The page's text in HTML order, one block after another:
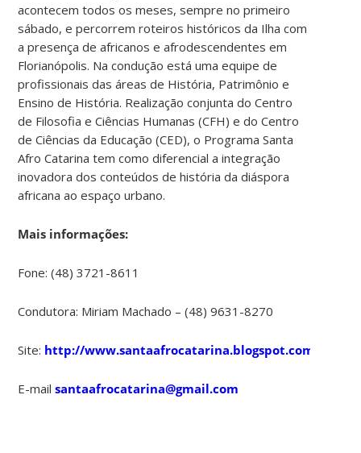
acontecem todos os meses, sempre no primeiro
sábado, e percorrem roteiros históricos da Ilha com
a presença de africanos e afrodescendentes em
Florianópolis. Na condução está uma equipe de
profissionais das áreas de História, Patrimônio e
Ensino de História. Realização conjunta do Centro
de Filosofia e Ciências Humanas (CFH) e do Centro
de Ciências da Educação (CED), o Programa Santa
Afro Catarina tem como diferencial a integração
inovadora dos conteúdos de história da diáspora
africana ao espaço urbano.
Mais informações:
Fone: (48) 3721-8611
Condutora: Miriam Machado – (48) 9631-8270
Site: http://www.santaafrocatarina.blogspot.com.br/
E-mailsantaafrocatarina@gmail.com